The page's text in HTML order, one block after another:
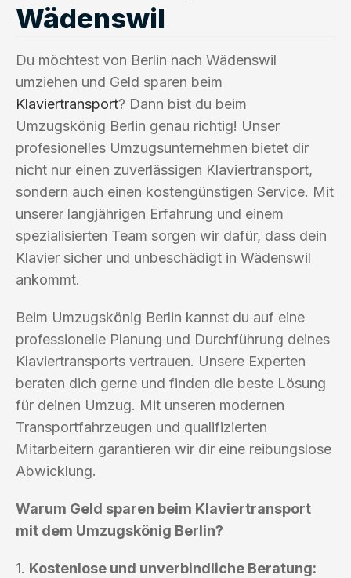
Wädenswil
Du möchtest von Berlin nach Wädenswil
umziehen und Geld sparen beim
Klaviertransport? Dann bist du beim
Umzugskönig Berlin genau richtig! Unser
profesionelles Umzugsunternehmen bietet dir
nicht nur einen zuverlässigen Klaviertransport,
sondern auch einen kostengünstigen Service. Mit
unserer langjährigen Erfahrung und einem
spezialisierten Team sorgen wir dafür, dass dein
Klavier sicher und unbeschädigt in Wädenswil
ankommt.
Beim Umzugskönig Berlin kannst du auf eine
professionelle Planung und Durchführung deines
Klaviertransports vertrauen. Unsere Experten
beraten dich gerne und finden die beste Lösung
für deinen Umzug. Mit unseren modernen
Transportfahrzeugen und qualifizierten
Mitarbeitern garantieren wir dir eine reibungslose
Abwicklung.
Warum Geld sparen beim Klaviertransport
mit dem Umzugskönig Berlin?
1. Kostenlose und unverbindliche Beratung: